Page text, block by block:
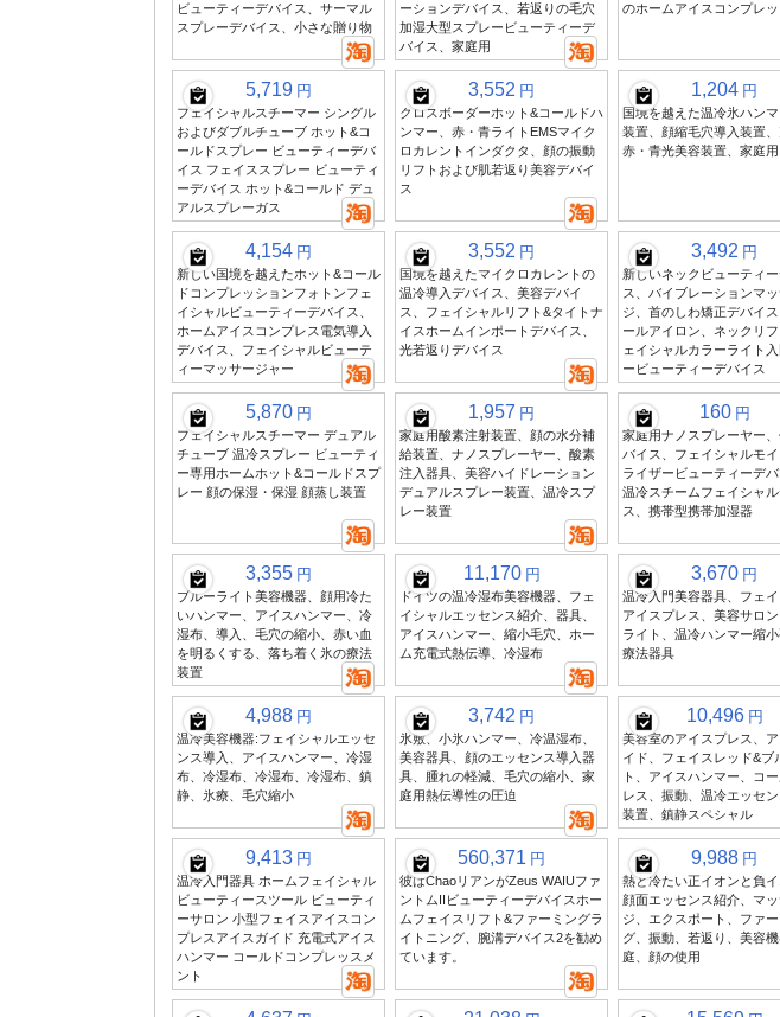
ビューティーデバイス、サーマル
スプレーデバイス、小さな贈り物
ーションデバイス、若返りの毛穴
加湿大型スプレービューティーデ
バイス、家庭用
のホームアイスコンプレ
5,719 円
フェイシャルスチーマー シングル
およびダブルチューブ ホット&コ
ールドスプレー ビューティーデバ
イス フェイススプレー ビューティ
ーデバイス ホット&コールド デュ
アルスプレーガス
3,552 円
クロスボーダーホット&コールドハ
ンマー、赤・青ライトEMSマイク
ロカレントインダクタ、顔の振動
リフトおよび肌若返り美容デバイ
ス
1,204 円
国境を越えた温冷氷ハン
装置、顔縮毛穴導入装置
赤・青光美容装置、家庭用
4,154 円
新しい国境を越えたホット&コール
ドコンプレッションフォトンフェ
イシャルビューティーデバイス、
ホームアイスコンプレス電気導入
デバイス、フェイシャルビューテ
ィーマッサージャー
3,552 円
国境を越えたマイクロカレントの
温冷導入デバイス、美容デバイ
ス、フェイシャルリフト&タイトナ
イスホームインポートデバイス、
光若返りデバイス
3,492 円
新しいネックビューティー
ス、バイブレーションマ
ジ、首のしわ矯正デバイ
ールアイロン、ネックリ
ェイシャルカラーライト入
ービューティーデバイス
5,870 円
フェイシャルスチーマー デュアル
チューブ 温冷スプレー ビューティ
ー専用ホームホット&コールドスプ
レー 顔の保湿・保湿 顔蒸し装置
1,957 円
家庭用酸素注射装置、顔の水分補
給装置、ナノスプレーヤー、酸素
注入器具、美容ハイドレーション
デュアルスプレー装置、温冷スプ
レー装置
160 円
家庭用ナノスプレーヤー
バイス、フェイシャルモイ
ライザービューティーデバ
温冷スチームフェイシャル
ス、携帯型携帯加湿器
3,355 円
ブルーライト美容機器、顔用冷た
いハンマー、アイスハンマー、冷
湿布、導入、毛穴の縮小、赤い血
を明るくする、落ち着く氷の療法
装置
11,170 円
ドイツの温冷湿布美容機器、フェ
イシャルエッセンス紹介、器具、
アイスハンマー、縮小毛穴、ホー
ム充電式熱伝導、冷湿布
3,670 円
温冷入門美容器具、フェ
アイスプレス、美容サロ
ライト、温冷ハンマー縮
療法器具
4,988 円
温冷美容機器:フェイシャルエッセ
ンス導入、アイスハンマー、冷湿
布、冷湿布、冷湿布、冷湿布、鎮
静、氷療、毛穴縮小
3,742 円
氷敷、小氷ハンマー、冷温湿布、
美容器具、顔のエッセンス導入器
具、腫れの軽減、毛穴の縮小、家
庭用熱伝導性の圧迫
10,496 円
美容室のアイスプレス、
イド、フェイスレッド&ブ
ト、アイスハンマー、コ
レス、振動、温冷エッセン
装置、鎮静スペシャル
9,413 円
温冷入門器具 ホームフェイシャル
ビューティースツール ビューティ
ーサロン 小型フェイスアイスコン
プレスアイスガイド 充電式アイス
ハンマー コールドコンプレッスメ
ント
560,371 円
彼はChaoリアンがZeus WAIUファ
ントムIIビューティーデバイスホー
ムフェイスリフト&ファーミングラ
イトニング、腕溝デバイス2を勧め
ています。
9,988 円
熱と冷たい正イオンと負
顔面エッセンス紹介、マ
ジ、エクスポート、ファ
グ、振動、若返り、美容
庭、顔の使用